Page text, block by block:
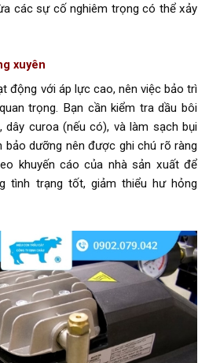
các sự cố nghiêm trọng có thể xảy
xuyên
động với áp lực cao, nên việc bảo trì
trọng. Bạn cần kiểm tra dầu bôi
dây curoa (nếu có), và làm sạch bụi
bảo dưỡng nên được ghi chú rõ ràng
khuyến cáo của nhà sản xuất để
tình trạng tốt, giảm thiểu hư hỏng